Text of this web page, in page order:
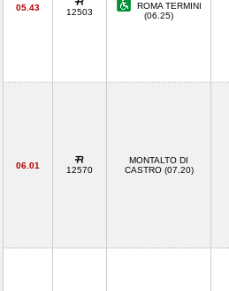
05.43 12503
ROMA TERMINI
(06.25)
06.01 12570
MONTALTO DI
CASTRO (07.20)